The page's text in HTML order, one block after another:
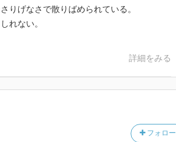
りげなさで散りばめられている。
れない。
詳細をみる
フォロー